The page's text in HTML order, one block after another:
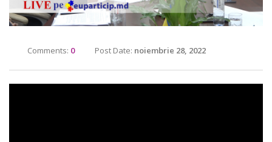
Comments: 0 Post Date: noiembrie 28, 2022